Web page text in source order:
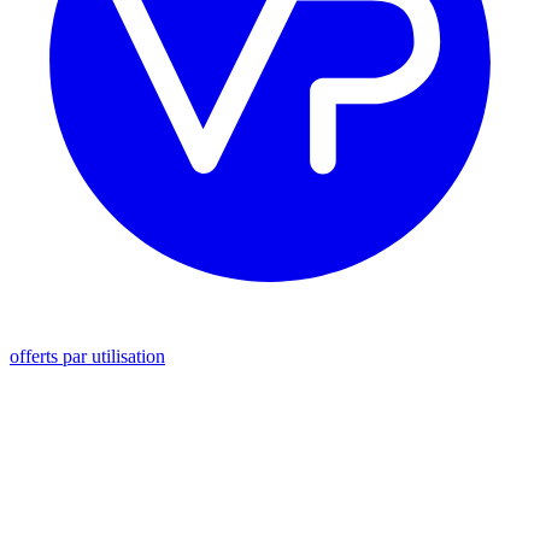
offerts par utilisation